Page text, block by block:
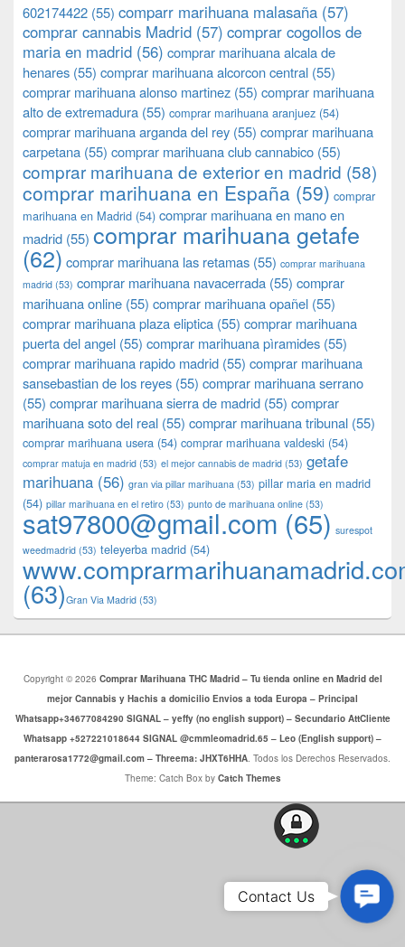
602174422 (55) comparr marihuana malasaña (57)
comprar cannabis Madrid (57) comprar cogollos de
maria en madrid (56) comprar marihuana alcala de
henares (55) comprar marihuana alcorcon central (55)
comprar marihuana alonso martinez (55) comprar marihuana
alto de extremadura (55) comprar marihuana aranjuez (54)
comprar marihuana arganda del rey (55) comprar marihuana
carpetana (55) comprar marihuana club cannabico (55)
comprar marihuana de exterior en madrid (58)
comprar marihuana en España (59) comprar
marihuana en Madrid (54) comprar marihuana en mano en
madrid (55) comprar marihuana getafe
(62) comprar marihuana las retamas (55) comprar marihuana
madrid (53) comprar marihuana navacerrada (55) comprar
marihuana online (55) comprar marihuana opañel (55)
comprar marihuana plaza eliptica (55) comprar marihuana
puerta del angel (55) comprar marihuana pìramides (55)
comprar marihuana rapido madrid (55) comprar marihuana
sansebastian de los reyes (55) comprar marihuana serrano
(55) comprar marihuana sierra de madrid (55) comprar
marihuana soto del real (55) comprar marihuana tribunal (55)
comprar marihuana usera (54) comprar marihuana valdeski (54)
comprar matuja en madrid (53) el mejor cannabis de madrid (53) getafe
marihuana (56) gran via pillar marihuana (53) pillar maria en madrid
(54) pillar marihuana en el retiro (53) punto de marihuana online (53)
sat97800@gmail.com (65) surespot
weedmadrid (53) teleyerba madrid (54)
(63)​​Gran Via Madrid (53)
Copyright © 2026 Comprar Marihuana THC Madrid – Tu tienda online en Madrid del
mejor Cannabis y Hachis a domicilio Envios a toda Europa – Principal
Whatsapp+34677084290 SIGNAL – yeffy (no english support) – Secundario AttCliente
Whatsapp +527221018644 SIGNAL @cmmleomadrid.65 – Leo (English support) –
panterarosa1772@gmail.com – Threema: JHXT6HHA. Todos los Derechos Reservados.
Theme: Catch Box by Catch Themes
Us
Contact Us